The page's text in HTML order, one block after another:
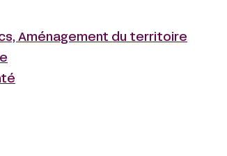
Aménagement du territoire